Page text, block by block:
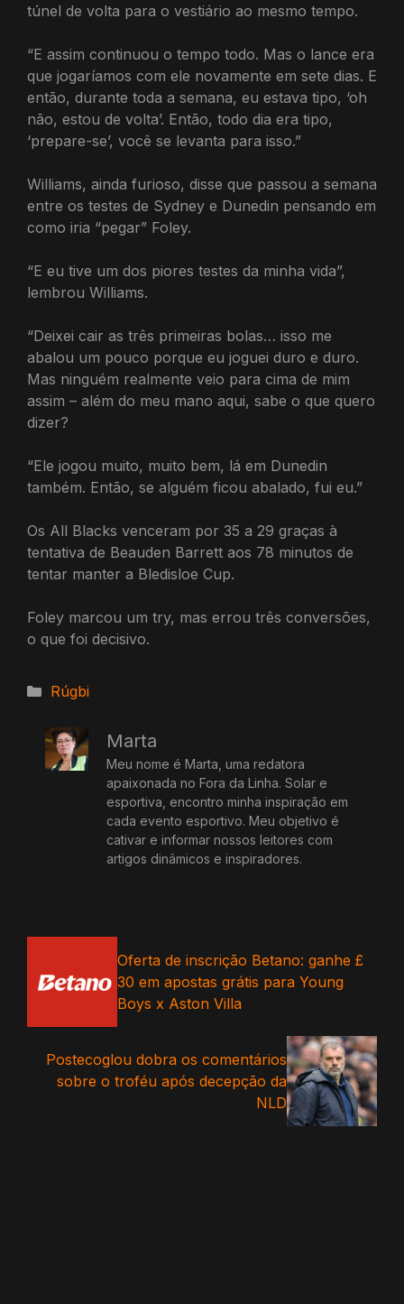
túnel de volta para o vestiário ao mesmo tempo.
“E assim continuou o tempo todo. Mas o lance era
que jogaríamos com ele novamente em sete dias. E
então, durante toda a semana, eu estava tipo, ‘oh
não, estou de volta’. Então, todo dia era tipo,
‘prepare-se’, você se levanta para isso.”
Williams, ainda furioso, disse que passou a semana
entre os testes de Sydney e Dunedin pensando em
como iria “pegar” Foley.
“E eu tive um dos piores testes da minha vida”,
lembrou Williams.
“Deixei cair as três primeiras bolas… isso me
abalou um pouco porque eu joguei duro e duro.
Mas ninguém realmente veio para cima de mim
assim – além do meu mano aqui, sabe o que quero
dizer?
“Ele jogou muito, muito bem, lá em Dunedin
também. Então, se alguém ficou abalado, fui eu.”
Os All Blacks venceram por 35 a 29 graças à
tentativa de Beauden Barrett aos 78 minutos de
tentar manter a Bledisloe Cup.
Foley marcou um try, mas errou três conversões,
o que foi decisivo.
Categorias
Rúgbi
Marta
Meu nome é Marta, uma redatora
apaixonada no Fora da Linha. Solar e
esportiva, encontro minha inspiração em
cada evento esportivo. Meu objetivo é
cativar e informar nossos leitores com
artigos dinâmicos e inspiradores.
Oferta de inscrição Betano: ganhe £
30 em apostas grátis para Young
Boys x Aston Villa
Postecoglou dobra os comentários
sobre o troféu após decepção da
NLD